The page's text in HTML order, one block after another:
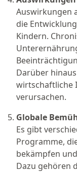
Auswirkungen
die
Kindern.
Darüber
wirtschaftliche
verursachen.
Globale
Es gibt
Programme,
bekämpfen
Dazu gehören